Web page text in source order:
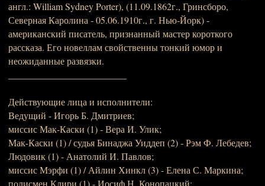
англ.: William Sydney Porter), (11.09.1862г., Гринсборо,
Северная Каролина - 05.06.1910г., г. Нью-Йорк) -
американский писатель, признанный мастер короткого
рассказа. Его новеллам свойственны тонкий юмор и
неожиданные развязки.
Действующие лица и исполнители:
Ведущий - Игорь Б. Дмитриев;
миссис Мак-Каски (1) - Вера И. Улик;
Мак-Каски (1) / судья Бинаджа Уиддеп (2) - Рэм Ф. Лебедев;
Людовик (1) - Анатолий И. Павлов;
миссис Мэрфи (1) / Айлин Хинкл (3) - Елена С. Маркина;
полисмен Клири (1) - Иосиф Н. Конопацкий;